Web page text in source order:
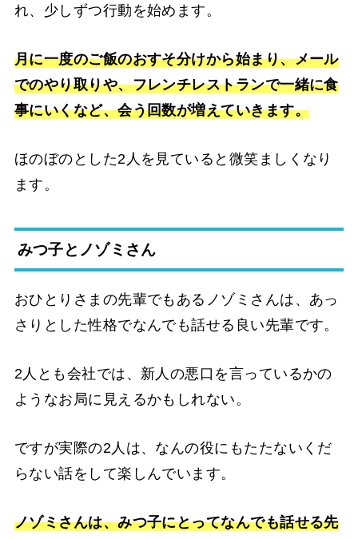
れ、少しずつ行動を始めます。
月に一度のご飯のおすそ分けから始まり、メール
でのやり取りや、フレンチレストランで一緒に食
事にいくなど、会う回数が増えていきます。
ほのぼのとした2人を見ていると微笑ましくなり
ます。
みつ子とノゾミさん
おひとりさまの先輩でもあるノゾミさんは、あっ
さりとした性格でなんでも話せる良い先輩です。
2人とも会社では、新人の悪口を言っているかの
ようなお局に見えるかもしれない。
ですが実際の2人は、なんの役にもたたないくだ
らない話をして楽しんでいます。
ノゾミさんは、みつ子にとってなんでも話せる先